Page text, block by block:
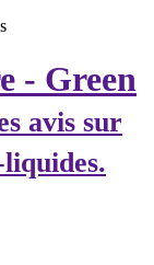
- Green
avis sur